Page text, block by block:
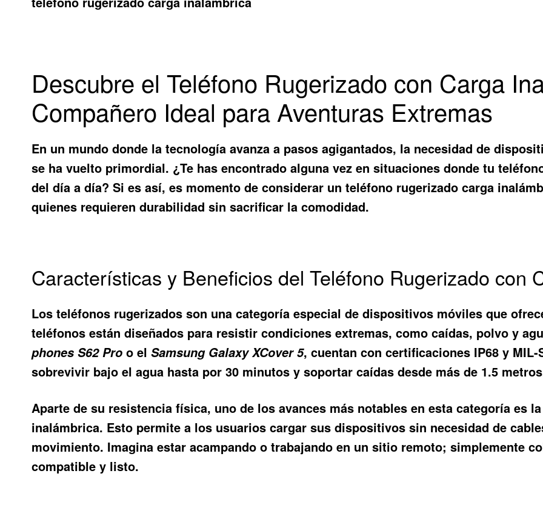
Descubre el Teléfono Rugerizado con Carga
Compañero Ideal para Aventuras Extremas
En un mundo donde la tecnología avanza a pasos agigantados, la necesidad de
se ha vuelto primordial. ¿Te has encontrado alguna vez en situaciones donde tu
del día a día? Si es así, es momento de considerar unteléfono rugerizado carga
quienes requieren durabilidad sin sacrificar la comodidad.
Características y Beneficios del Teléfono Rugerizado con
Los teléfonos rugerizados son una categoría especial de dispositivos móviles que
teléfonos están diseñados para resistir condiciones extremas, como caídas, polvo y
phones S62 Pro o elSamsung Galaxy XCover 5, cuentan con certificaciones IP68 y
sobrevivir bajo el agua hasta por 30 minutos y soportar caídas desde más de 1.5
Aparte de su resistencia física, uno de los avances más notables en esta categoría es
inalámbrica. Esto permite a los usuarios cargar sus dispositivos sin necesidad de
movimiento. Imagina estar acampando o trabajando en un sitio remoto; simplemente
compatible y listo.